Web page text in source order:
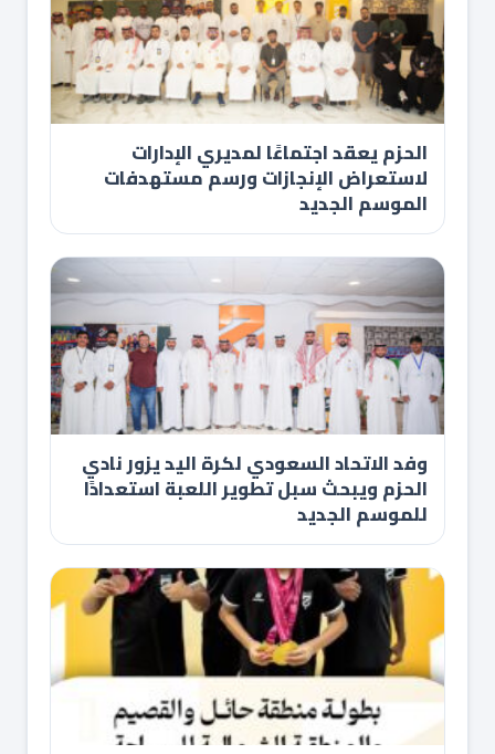
الحزم يعقد اجتماعًا لمديري الإدارات
لاستعراض الإنجازات ورسم مستهدفات
الموسم الجديد
وفد الاتحاد السعودي لكرة اليد يزور نادي
الحزم ويبحث سبل تطوير اللعبة استعدادًا
للموسم الجديد